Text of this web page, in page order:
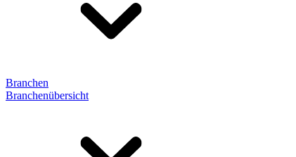
Branchen
Branchenübersicht